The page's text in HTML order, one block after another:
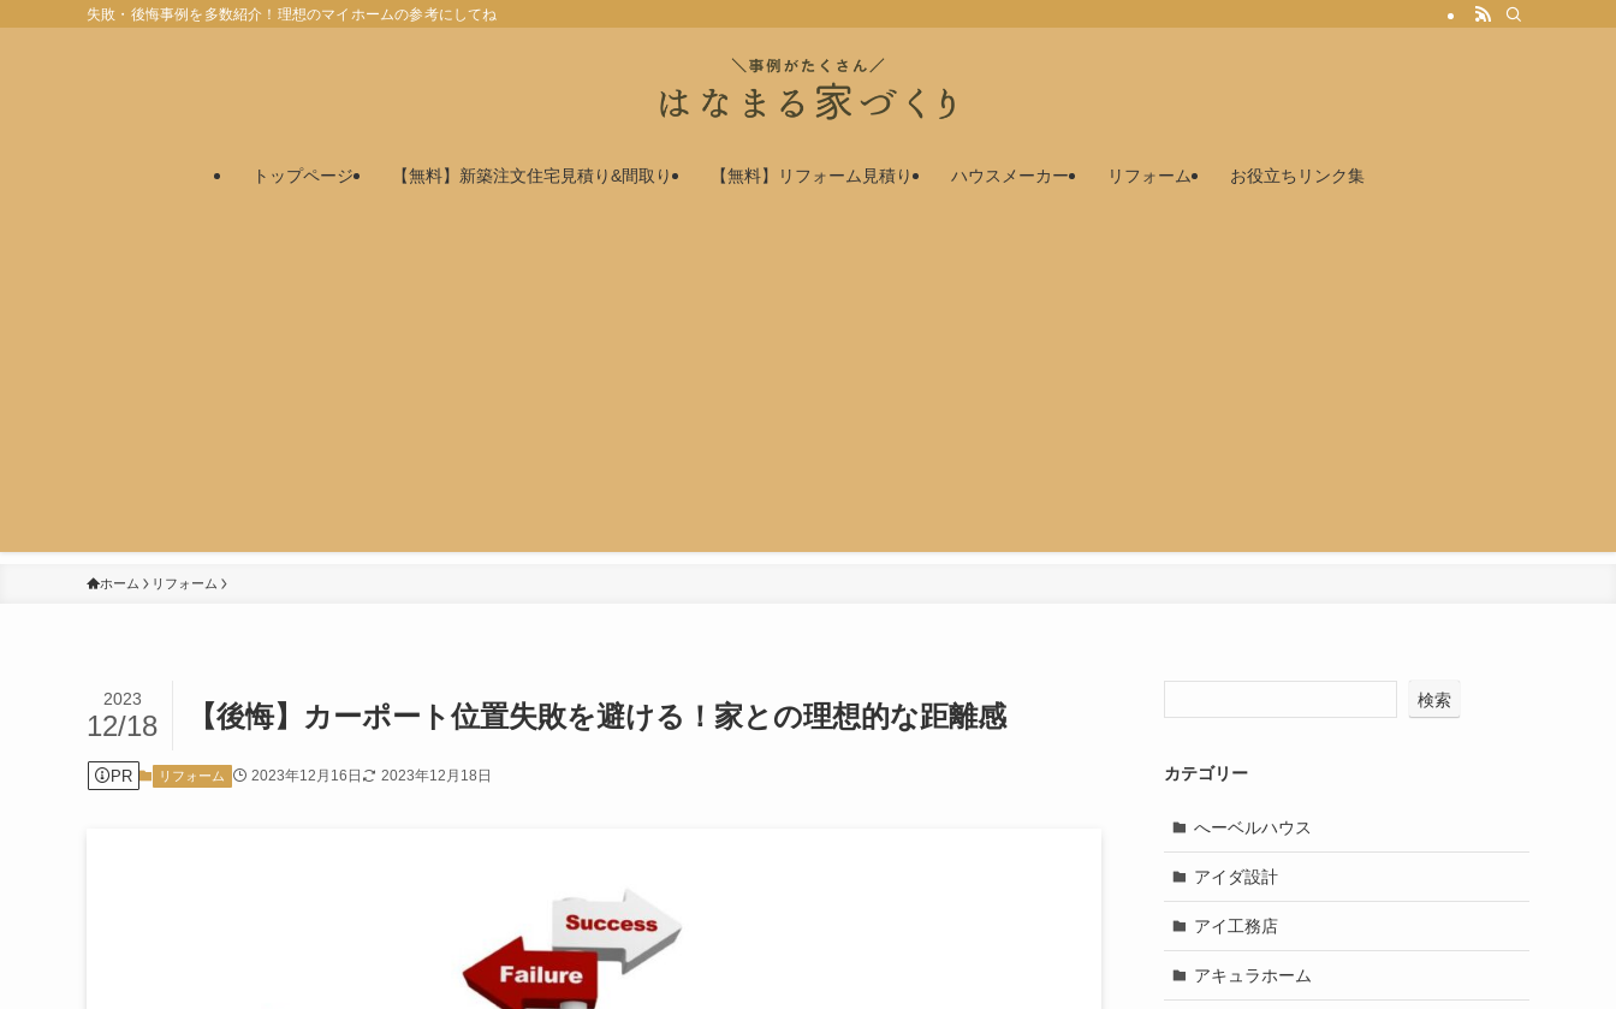
失敗・後悔事例を多数紹介！理想のマイホームの参考にしてね
トップページ 【無料】新築注文住宅見積り&間取り 【無料】リフォーム見積り ハウスメーカー リフォーム お役立ちリンク集
ホーム リフォーム
【後悔】カーポート位置失敗を避ける！家との理想的な距離感
2023
12/18
PR リフォーム 2023年12月16日 2023年12月18日
検索
カテゴリー
へーベルハウス
アイダ設計
アイ工務店
アキュラホーム